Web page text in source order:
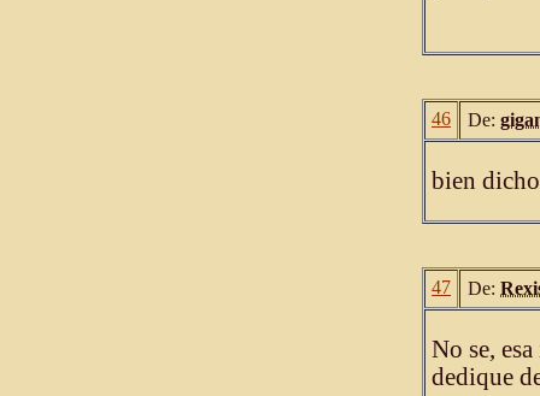
46 De:
bien
47 De:
No se,
dedique